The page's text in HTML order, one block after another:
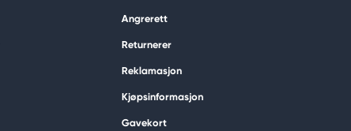
Angrerett
Returnerer
Reklamasjon
Kjøpsinformasjon
Gavekort